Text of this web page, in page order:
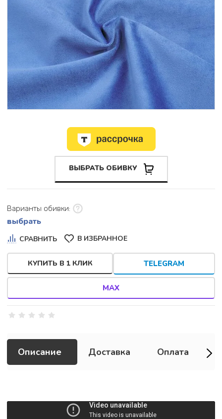
ВЫБРАТЬ ОБИВКУ
Варианты обивки:
выбрать
СРАВНИТЬ В ИЗБРАННОЕ
КУПИТЬ В 1 КЛИК TELEGRAM
MAX
Описание Доставка Оплата